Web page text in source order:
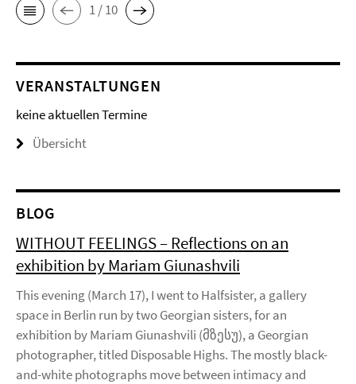
1 / 10
VERANSTALTUNGEN
keine aktuellen Termine
Übersicht
BLOG
WITHOUT FEELINGS – Reflections on an
exhibition by Mariam Giunashvili
This evening (March 17), I went to Halfsister, a gallery
space in Berlin run by two Georgian sisters, for an
exhibition by Mariam Giunashvili (მზესუ), a Georgian
photographer, titled Disposable Highs. The mostly black-
and-white photographs move between intimacy and